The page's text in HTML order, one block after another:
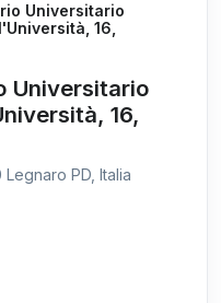
Universitario
16,
Universitario
16,
PD, Italia